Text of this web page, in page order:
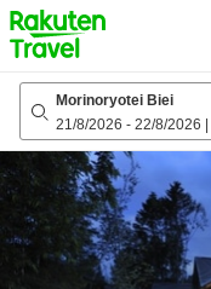
to
top
page
Morinoryotei Biei
21/8/2026 - 22/8/2026